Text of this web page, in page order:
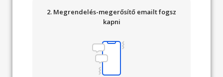
2. Megrendelés-megerősítő emailt fogsz
kapni